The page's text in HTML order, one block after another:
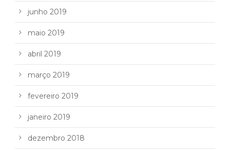
junho 2019
maio 2019
abril 2019
março 2019
fevereiro 2019
janeiro 2019
dezembro 2018